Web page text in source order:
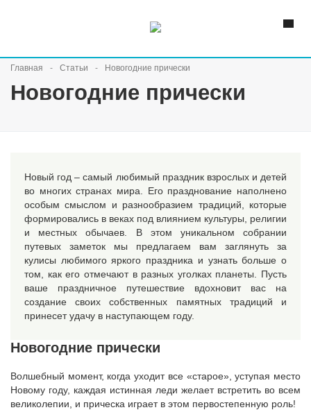
Главная Статьи Новогодние прически
Новогодние прически
Новый год – самый любимый праздник взрослых и детей
во многих странах мира. Его празднование наполнено
особым смыслом и разнообразием традиций, которые
формировались в веках под влиянием культуры, религии
и местных обычаев. В этом уникальном собрании
путевых заметок мы предлагаем вам заглянуть за
кулисы любимого яркого праздника и узнать больше о
том, как его отмечают в разных уголках планеты. Пусть
ваше праздничное путешествие вдохновит вас на
создание своих собственных памятных традиций и
принесет удачу в наступающем году.
Новогодние прически
Волшебный момент, когда уходит все «старое», уступая место
Новому году, каждая истинная леди желает встретить во всем
великолепии, и прическа играет в этом первостепенную роль!